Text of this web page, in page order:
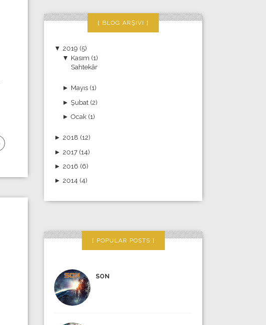
BLOG ARŞIVI
▼2019 (5)
▼ Kasım (1)
Sahtekâr
► Mayıs (1)
► Şubat (2)
► Ocak (1)
►2018 (12)
►2017 (14)
►2016 (6)
►2014 (4)
POPULAR POSTS
SON